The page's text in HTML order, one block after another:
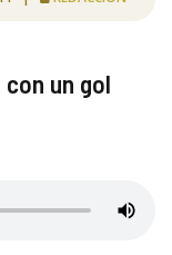
un gol